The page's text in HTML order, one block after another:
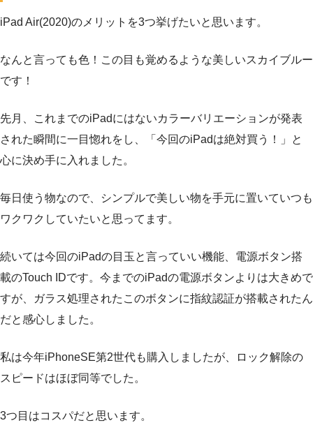
iPad Air(2020)のメリットを3つ挙げたいと思います。
なんと言っても色！この目も覚めるような美しいスカイブルー
です！
先月、これまでのiPadにはないカラーバリエーションが発表
された瞬間に一目惚れをし、「今回のiPadは絶対買う！」と
心に決め手に入れました。
毎日使う物なので、シンプルで美しい物を手元に置いていつも
ワクワクしていたいと思ってます。
続いては今回のiPadの目玉と言っていい機能、電源ボタン搭
載のTouch IDです。今までのiPadの電源ボタンよりは大きめで
すが、ガラス処理されたこのボタンに指紋認証が搭載されたん
だと感心しました。
私は今年iPhoneSE第2世代も購入しましたが、ロック解除の
スピードはほぼ同等でした。
3つ目はコスパだと思います。